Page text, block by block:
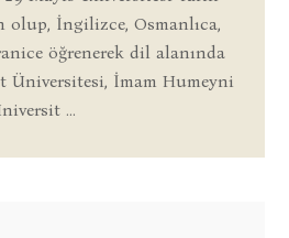
olup, İngilizce, Osmanlıca,
öğrenerek dil alanında
Üniversitesi, İmam Humeyni
...